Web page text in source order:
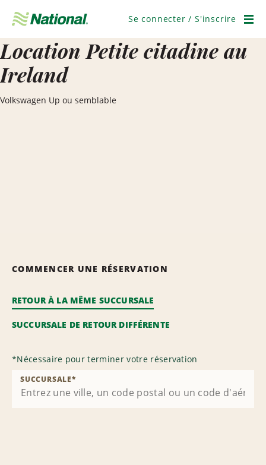
navigation
Se connecter / S'inscrire
Location Petite citadine au
Ireland
Volkswagen Up ou semblable
COMMENCER UNE RÉSERVATION
RETOUR À LA MÊME SUCCURSALE
SUCCURSALE DE RETOUR DIFFÉRENTE
*Nécessaire pour terminer votre réservation
SUCCURSALE*